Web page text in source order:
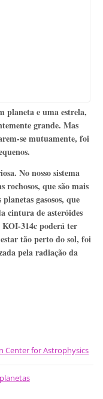
planeta e uma estrela,
grande. Mas
se mutuamente, foi
No nosso sistema
rochosos, que são mais
gasosos, que
cintura de asteróides
314c poderá ter
tão perto do sol, foi
pela radiação da
Center for Astrophysics